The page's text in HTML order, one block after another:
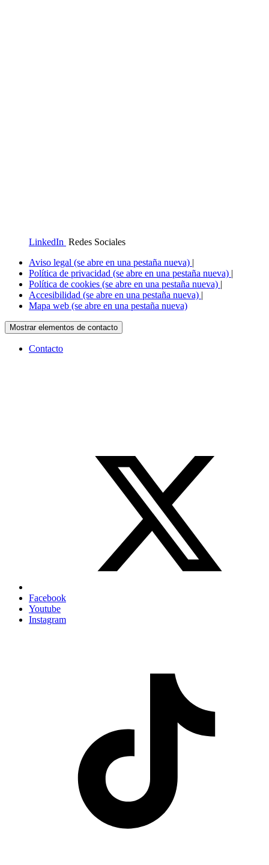
LinkedIn Redes Sociales
Aviso legal (se abre en una pestaña nueva) |
Política de privacidad (se abre en una pestaña nueva) |
Política de cookies (se abre en una pestaña nueva) |
Accesibilidad (se abre en una pestaña nueva) |
Mapa web (se abre en una pestaña nueva)
Mostrar elementos de contacto
Contacto
Facebook
Youtube
Instagram